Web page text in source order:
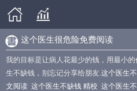
这个医生很危险免费阅读
我的目标是让病人花最少的钱，用最小
生不缺钱，别忘记分享给朋友.这个医生
文阅读 这个医生不缺钱 精校 这个医生